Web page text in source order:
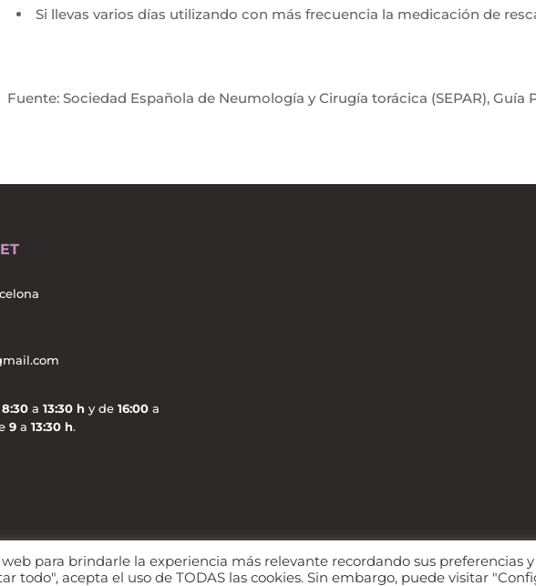
Si llevas varios días utilizando con más frecuencia la medicación de
Fuente: Sociedad Española de Neumología y Cirugía torácica (SEPAR), Guía
8:30 a13:30 h y de16:00 a
9 a13:30 h.
Política de Cookies
para brindarle la experiencia más relevante recordando sus preferencias
todo", acepta el uso de TODAS las cookies. Sin embargo, puede visitar